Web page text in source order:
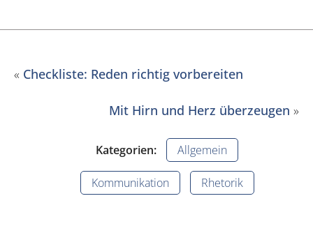
« Checkliste: Reden richtig vorbereiten
Mit Hirn und Herz überzeugen »
Kategorien: Allgemein
Kommunikation Rhetorik